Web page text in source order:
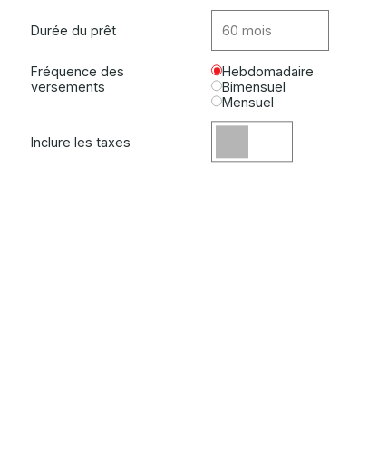
Durée du prêt
Fréquence des
versements
Hebdomadaire
Bimensuel
Mensuel
Inclure les taxes